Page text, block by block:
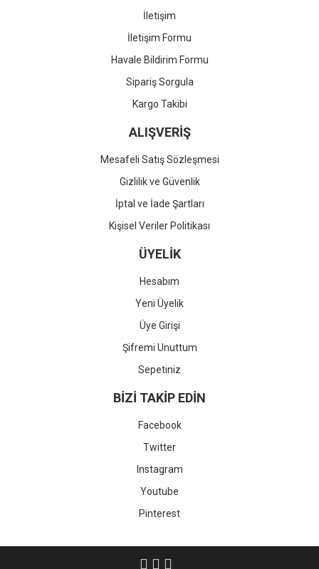
İletişim
İletişim Formu
Havale Bildirim Formu
Sipariş Sorgula
Kargo Takibi
ALIŞVERİŞ
Mesafeli Satış Sözleşmesi
Gizlilik ve Güvenlik
İptal ve İade Şartları
Kişisel Veriler Politikası
ÜYELİK
Hesabım
Yeni Üyelik
Üye Girişi
Şifremi Unuttum
Sepetiniz
BİZİ TAKİP EDİN
Facebook
Twitter
Instagram
Youtube
Pinterest